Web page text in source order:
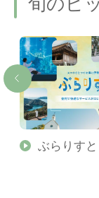
ぶらりすと